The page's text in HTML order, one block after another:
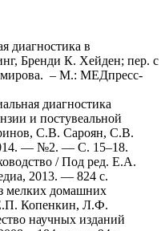
диагностика в
Бренди К. Хейден; пер. с
– М.: МЕДпресс-
диагностика
и постувеальной
С.В. Сароян, С.В.
― №2. ― С. 15–18.
/ Под ред. Е.А.
2013. ― 824 с.
мелких домашних
Копенкин, Л.Ф.
научных изданий